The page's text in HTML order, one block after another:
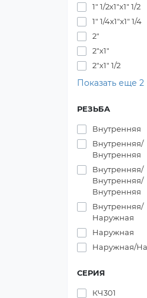
1" 1/2х1"х1" 1/2
1" 1/4х1"х1" 1/4
2"
2"х1"
2"х1" 1/2
Показать еще 2
РЕЗЬБА
Внутренняя
Внутренняя/
Внутренняя
Внутренняя/
Внутренняя/
Внутренняя
Внутренняя/
Наружная
Наружная
Наружная/
СЕРИЯ
КЧ301